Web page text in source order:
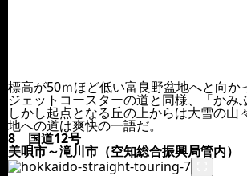
標高が50ｍほど低い富良野盆地へと向
ジェットコースターの道と同様、「か
しかし起点となる丘の上からは大雪の
地への道は爽快の一語だ。
8 国道12号
美唄市～滝川市（空知総合振興局管内）